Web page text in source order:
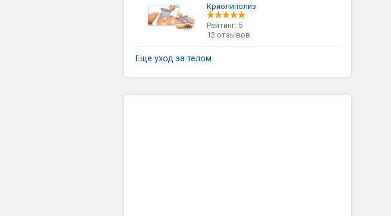
Криолиполиз
Рейтинг: 5
12 отзывов
Еще уход за телом